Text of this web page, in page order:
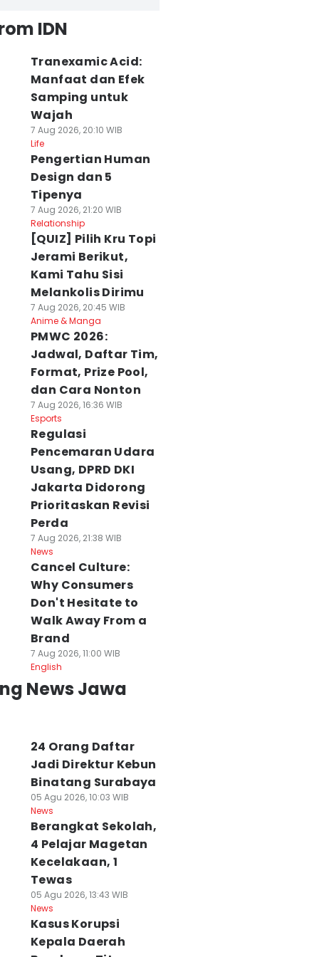
IDN
Tranexamic Acid:
Manfaat dan Efek
Samping untuk
Wajah
7 Aug 2026, 20:10 WIB
Life
Pengertian Human
Design dan 5
Tipenya
7 Aug 2026, 21:20 WIB
Relationship
[QUIZ] Pilih Kru Topi
Jerami Berikut,
Kami Tahu Sisi
Melankolis Dirimu
7 Aug 2026, 20:45 WIB
Anime & Manga
PMWC 2026:
Jadwal, Daftar Tim,
Format, Prize Pool,
dan Cara Nonton
7 Aug 2026, 16:36 WIB
Esports
Regulasi
Pencemaran Udara
Usang, DPRD DKI
Jakarta Didorong
Prioritaskan Revisi
Perda
7 Aug 2026, 21:38 WIB
News
Cancel Culture:
Why Consumers
Don't Hesitate to
Walk Away From a
Brand
7 Aug 2026, 11:00 WIB
English
News Jawa
24 Orang Daftar
Jadi Direktur Kebun
Binatang Surabaya
05 Agu 2026, 10:03 WIB
News
Berangkat Sekolah,
4 Pelajar Magetan
Kecelakaan, 1
Tewas
05 Agu 2026, 13:43 WIB
News
Kasus Korupsi
Kepala Daerah